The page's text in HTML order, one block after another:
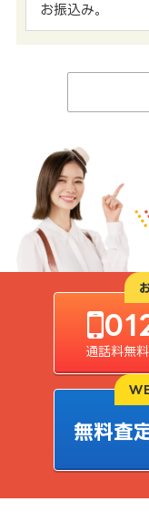
お振込み。
通話料無
無料査